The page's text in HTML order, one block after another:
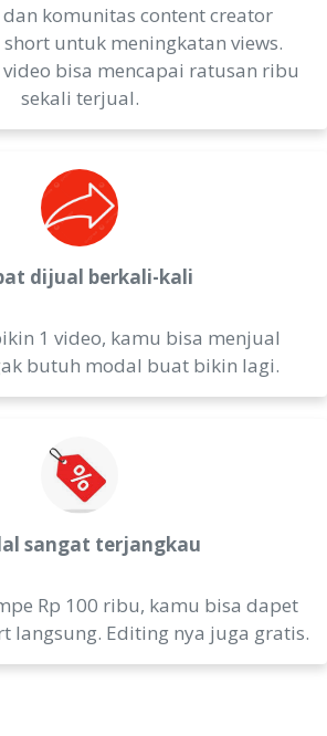
komunitas content creator
untuk meningkatan views.
bisa mencapai ratusan ribu
sekali terjual.
dijual berkali-kali
1 video, kamu bisa menjual
butuh modal buat bikin lagi.
sangat terjangkau
Rp 100 ribu, kamu bisa dapet
langsung. Editing nya juga gratis.